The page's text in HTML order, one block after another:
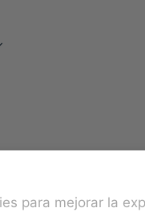
para mejorar la